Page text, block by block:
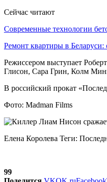
Сейчас читают
Современные технологии
Ремонт квартиры в Беларуси:
Режиссером выступает
Глисон, Сара Грин, Колм
В российский прокат
Фото: Madman Films
Елена Королева Теги:
99